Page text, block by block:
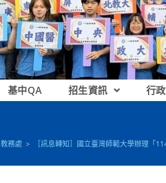
基中QA 招生資訊 行
教務處 > ［訊息轉知］國立臺灣師範大學辦理「